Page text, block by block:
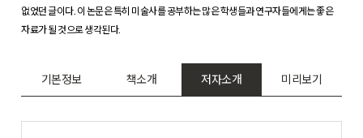
없었던 글이다. 이 논문은 특히 미술사를 공부하는 많은 학생들과 연구자들에게는 좋은
자료가 될 것으로 생각된다.
기본정보 책소개 저자소개 미리보기